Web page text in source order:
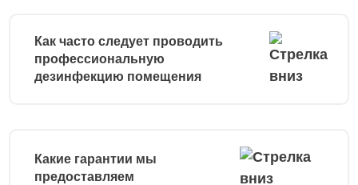
Как часто следует проводить
профессиональную
дезинфекцию помещения
Какие гарантии мы
предоставляем